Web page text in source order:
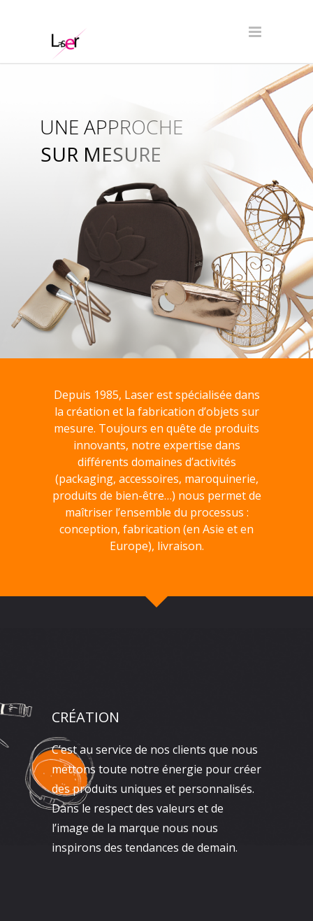
SUR MESURE
UNE APPROCHE
Depuis 1985, Laser est spécialisée dans
la création et la fabrication d’objets sur
mesure. Toujours en quête de produits
innovants, notre expertise dans
différents domaines d’activités
(packaging, accessoires, maroquinerie,
produits de bien-être…) nous permet de
maîtriser l’ensemble du processus :
conception, fabrication (en Asie et en
Europe), livraison.
CRÉATION
C’est au service de nos clients que nous
mettons toute notre énergie pour créer
des produits uniques et personnalisés.
Dans le respect des valeurs et de
l’image de la marque nous nous
inspirons des tendances de demain.